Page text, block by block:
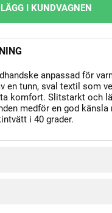
LÄGG I KUNDVAGNEN
anpassad för
en tunn, sval textil som
komfort. Slitstarkt och
medför en god känsla
i 40 grader.